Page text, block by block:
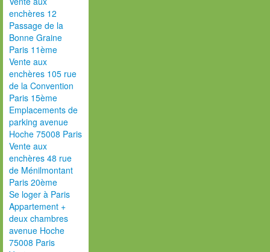
enchères 12
Passage de la
Bonne Graine
Paris 11ème
Vente aux
enchères 105 rue
de la Convention
Paris 15ème
Emplacements de
parking avenue
Hoche 75008 Paris
Vente aux
enchères 48 rue
de Ménilmontant
Paris 20ème
Se loger à Paris
Appartement +
deux chambres
avenue Hoche
75008 Paris